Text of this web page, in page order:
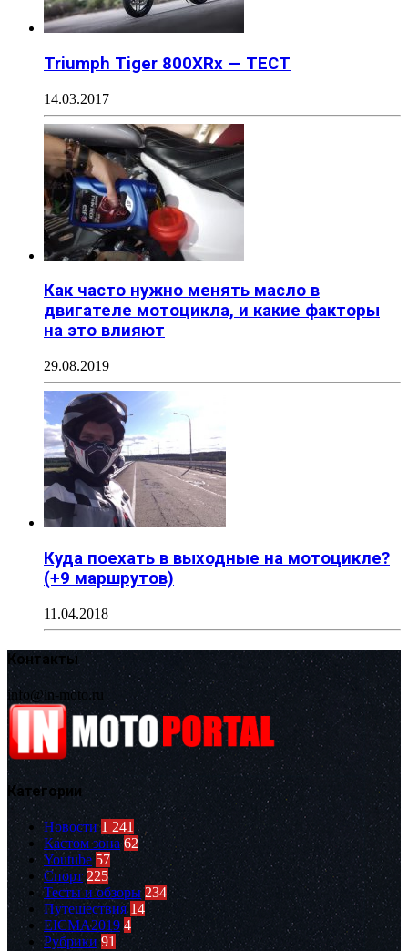
Triumph Tiger 800XRx — ТЕСТ
14.03.2017
Как часто нужно менять масло в
двигателе мотоцикла, и какие факторы
на это влияют
29.08.2019
Куда поехать в выходные на мотоцикле?
(+9 маршрутов)
11.04.2018
Контакты
info@in-moto.ru
Категории
Новости 1 241
Кастом зона 62
Youtube 57
Спорт 225
Тесты и обзоры 234
Путешествия 14
EICMA2019 4
Рубрики 91